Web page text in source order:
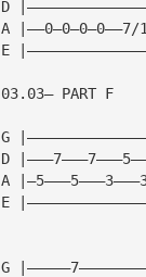
D
A |——0—0—0—0——7/
E
03.03— PART F
G
D
A
E
G